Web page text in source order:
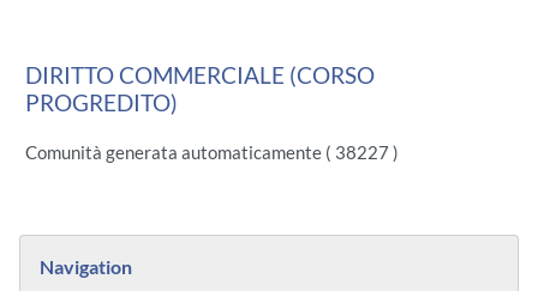
DIRITTO COMMERCIALE (CORSO
PROGREDITO)
Comunità generata automaticamente ( 38227 )
Blöcke
Navigation